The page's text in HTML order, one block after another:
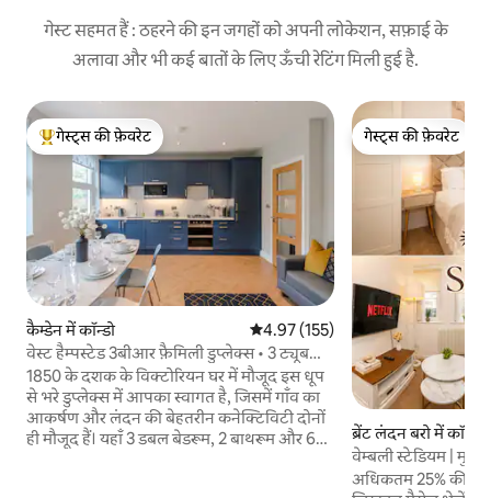
गेस्ट सहमत हैं : ठहरने की इन जगहों को अपनी लोकेशन, सफ़ाई के
अलावा और भी कई बातों के लिए ऊँची रेटिंग मिली हुई है.
गेस्ट्स का टॉप फ़ेवरेट
गेस्ट्स की फ़ेवरेट
कैम्डेन में कॉन्डो औसत रेटिंग 5 में से 4.97, 155 समीक्षाएँ
4.97 (155)
वेस्ट हैम्पस्टेड 3बीआर फ़ैमिली डुप्लेक्स • 3 ट्यूब
लाइनें
1850 के दशक के विक्टोरियन घर में मौजूद इस धूप
से भरे डुप्लेक्स में आपका स्वागत है, जिसमें गाँव का
आकर्षण और लंदन की बेहतरीन कनेक्टिविटी दोनों
ही मौजूद हैं। यहाँ 3 डबल बेडरूम, 2 बाथरूम और 6
गेस्ट्स की फ़ेवरेट
गेस्ट्स की फ़ेवरेट
ब्रेंट लंदन बरो में कॉन्डो
वेम्बली स्टेडियम | मुफ़्त
की दूरी पर
अधिकतम 25% की